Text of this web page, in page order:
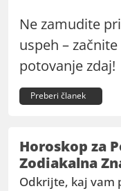
Ne zamudite
uspeh –
potovanje zdaj!
Preberi članek
Horoskop za
Zodiakalna
Odkrijte, kaj vam